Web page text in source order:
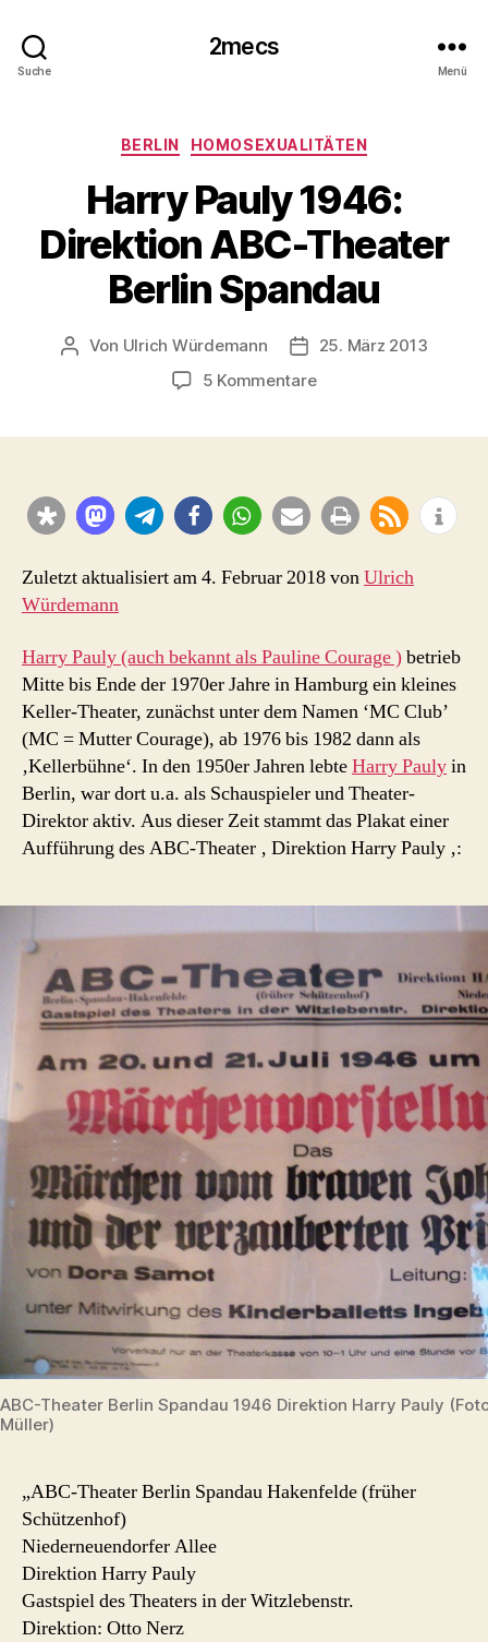
Suche
2mecs
Menü
Kategorien
BERLIN HOMOSEXUALITÄTEN
Harry Pauly 1946:
Direktion ABC-Theater
Berlin Spandau
Beitragsautor
Von Ulrich Würdemann Beitragsdatum
25. März 2013
5 Kommentarezu
ABC-
Theater
Spandau
Zuletzt aktualisiert am 4. Februar 2018 vonUlrich
Würdemann
Harry Pauly (auch bekannt als Pauline Courage )betrieb
Mitte bis Ende der 1970er Jahre in Hamburg ein kleines
Keller-Theater, zunächst unter dem Namen ‘MC Club’
(MC = Mutter Courage), ab 1976 bis 1982 dann als
‚Kellerbühne‘. In den 1950er Jahren lebteHarry Paulyin
Berlin, war dort u.a. als Schauspieler und Theater-
Direktor aktiv. Aus dieser Zeit stammt das Plakat einer
Aufführung des ABC-Theater ‚ Direktion Harry Pauly ‚:
ABC-Theater Berlin Spandau 1946 Direktion Harry Pauly
Müller)
„ABC-Theater Berlin Spandau Hakenfelde (früher
Schützenhof)
Niederneuendorfer Allee
Direktion Harry Pauly
Gastspiel des Theaters in der Witzlebenstr.
Direktion: Otto Nerz